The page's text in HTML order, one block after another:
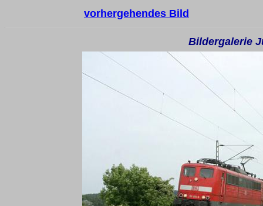
vorhergehendes Bild
Bildergalerie